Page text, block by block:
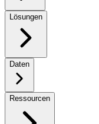
Lösungen
Daten
Ressourcen